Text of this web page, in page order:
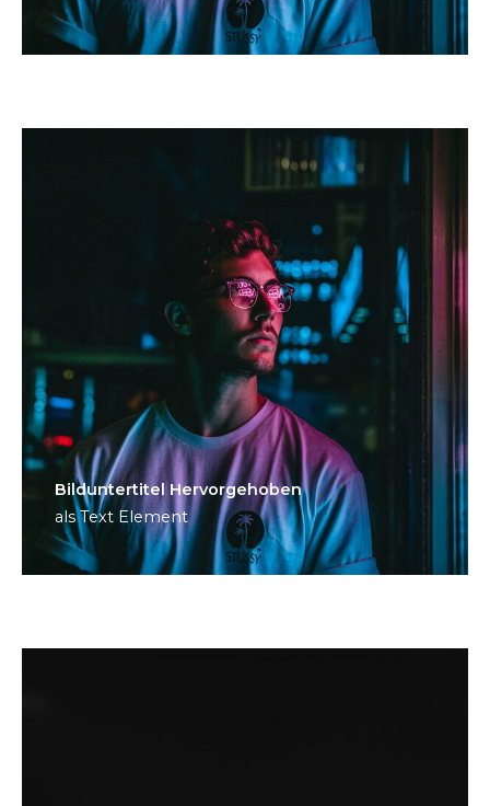
Bild­unter­titel Hervorgehoben
als Text Element